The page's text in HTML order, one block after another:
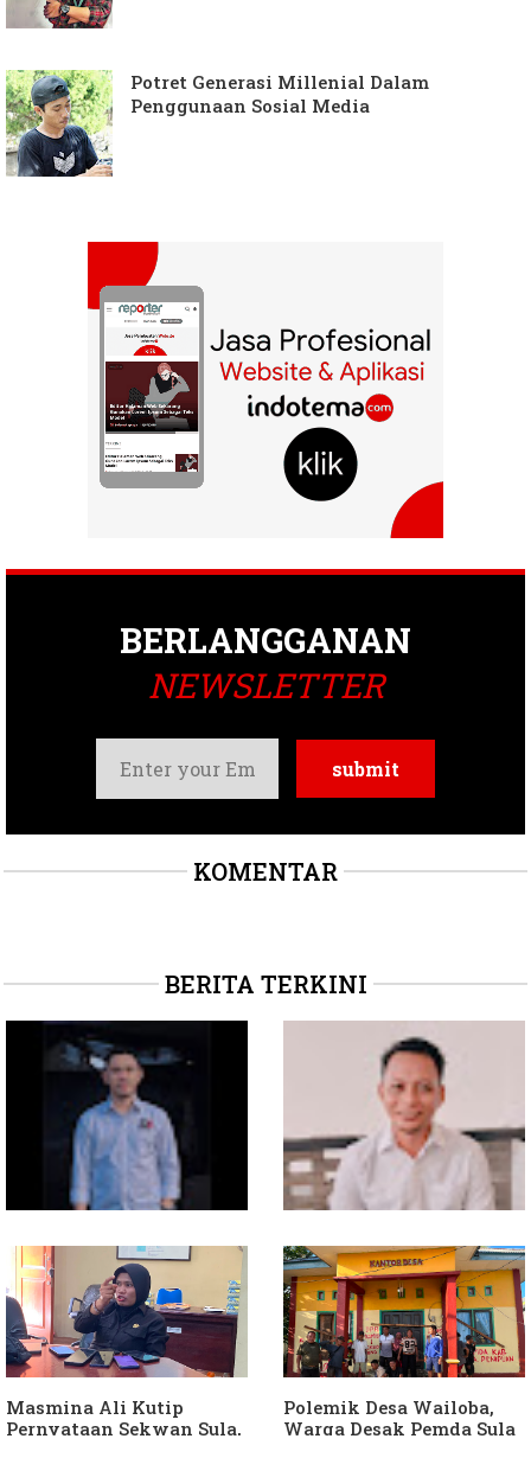
Potret Generasi Millenial Dalam
Penggunaan Sosial Media
BERLANGGANAN
NEWSLETTER
KOMENTAR
BERITA TERKINI
Soal Intervensi Politik,
Langkah Wakil Ketua
Komisi I Bukan
intervensi Politik
Dituding Jadikan
Bendahara Desa Wailoba
sebagai "ATM Berjalan",
Armin Soamole: Harus
Dibuktikan
Masmina Ali Kutip
Pernyataan Sekwan Sula,
Polemik Desa Wailoba,
Warga Desak Pemda Sula